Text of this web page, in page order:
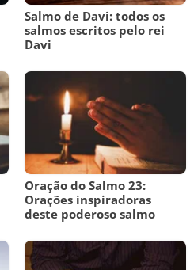
Salmo de Davi: todos os
salmos escritos pelo rei
Davi
Oração do Salmo 23:
Orações inspiradoras
deste poderoso salmo